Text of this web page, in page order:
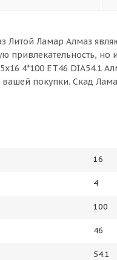
Литой Ламар Алмаз
привлекательность,
4*100 ET46 DIA54.1
покупки. Скад
16
4
100
46
54.1